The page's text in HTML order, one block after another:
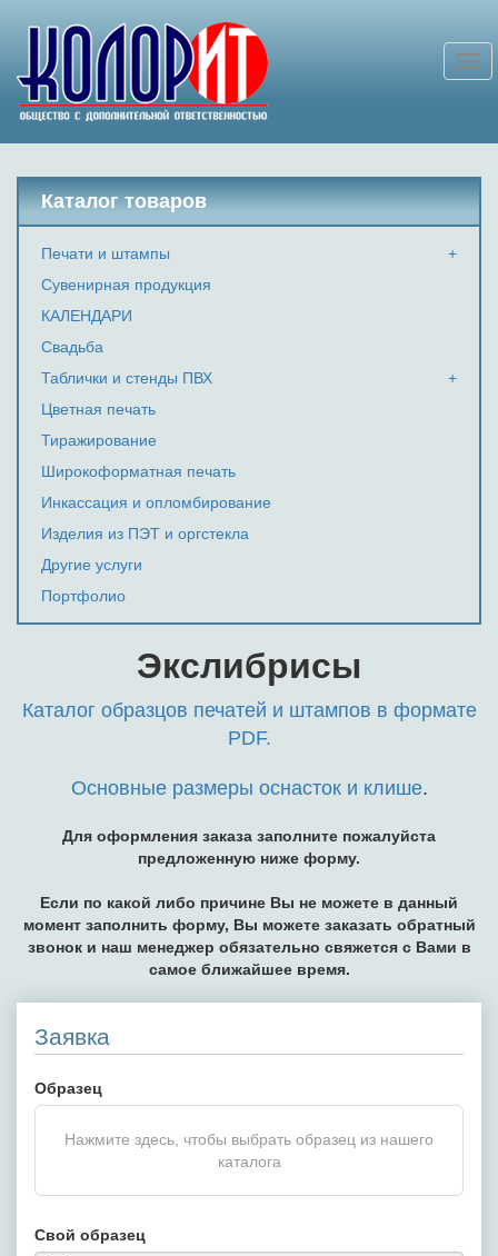
Каталог товаров
Печати и штампы
Сувенирная продукция
КАЛЕНДАРИ
Свадьба
Таблички и стенды ПВХ
Цветная печать
Тиражирование
Широкоформатная печать
Инкассация и опломбирование
Изделия из ПЭТ и оргстекла
Другие услуги
Портфолио
Экслибрисы
Каталог образцов печатей и штампов в формате
PDF.
Основные размеры оснасток и клише.
Для оформления заказа заполните пожалуйста
предложенную ниже форму.
Если по какой либо причине Вы не можете в данный
момент заполнить форму, Вы можете заказать обратный
звонок и наш менеджер обязательно свяжется с Вами в
самое ближайшее время.
Заявка
Образец
Нажмите здесь, чтобы выбрать образец из нашего
каталога
Свой образец